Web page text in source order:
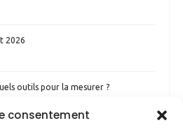
consentement
2026
outils pour la mesurer ?